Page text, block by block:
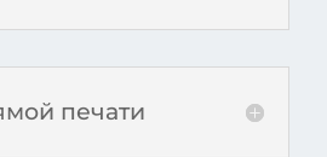
печати